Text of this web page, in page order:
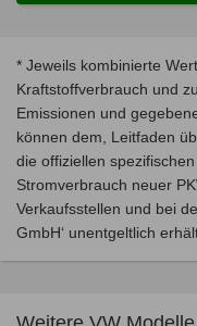
* Jeweils kombinierte
Kraftstoffverbrauch und
Emissionen und
können dem, Leitfaden
die offiziellen
Stromverbrauch neuer
Verkaufsstellen und bei
GmbH‘ unentgeltlich